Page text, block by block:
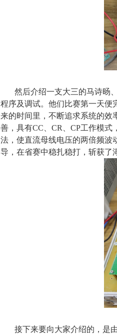
然后介绍一支大三的马诗旸
程序及调试。他们比赛第一天便
来的时间里，不断追求系统的效
善，具有CC、CR、CP工作模
法，使直流母线电压的两倍频波
导，在省赛中稳扎稳打，斩获了
接下来要向大家介绍的，是